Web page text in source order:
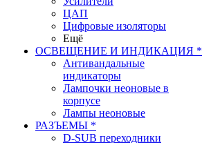
ЦАП
Цифровые изоляторы
Ещё
ОСВЕЩЕНИЕ И ИНДИКАЦИЯ *
Антивандальные
индикаторы
Лампочки неоновые в
корпусе
Лампы неоновые
РАЗЪЕМЫ *
D-SUB переходники